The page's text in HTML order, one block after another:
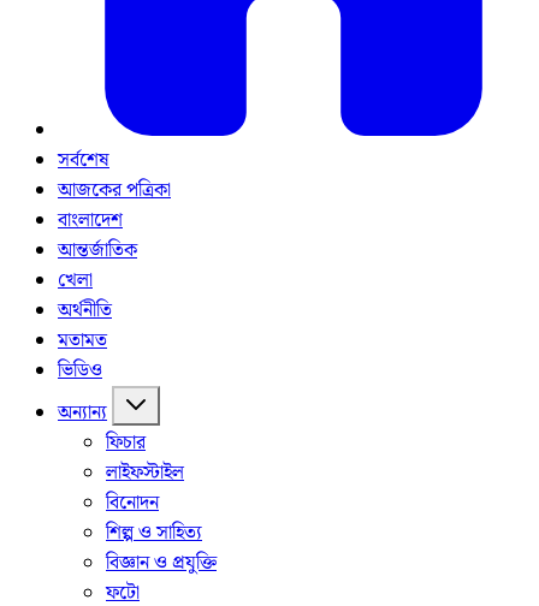
সর্বশেষ
আজকের পত্রিকা
বাংলাদেশ
আন্তর্জাতিক
খেলা
অর্থনীতি
মতামত
ভিডিও
অন্যান্য
ফিচার
লাইফস্টাইল
বিনোদন
শিল্প ও সাহিত্য
বিজ্ঞান ও প্রযুক্তি
ফটো